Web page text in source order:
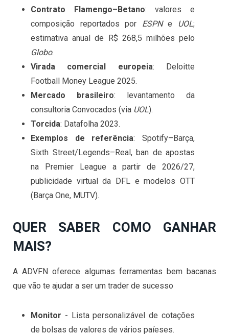
Contrato Flamengo–Betano: valores e
composição reportados por ESPNe UOL;
estimativa anual de R$ 268,5 milhões pelo
Globo.
Virada comercial europeia: Deloitte
Football Money League 2025.
Mercado brasileiro: levantamento da
consultoria Convocados (via UOL).
Torcida: Datafolha 2023.
Exemplos de referência: Spotify–Barça,
Sixth Street/Legends–Real, ban de apostas
na Premier League a partir de 2026/27,
publicidade virtual da DFL e modelos OTT
(Barça One, MUTV).
QUER SABER COMO GANHAR
MAIS?
A ADVFN oferece algumas ferramentas bem bacanas
que vão te ajudar a ser um trader de sucesso
Monitor - Lista personalizável de cotações
de bolsas de valores de vários paíeses.